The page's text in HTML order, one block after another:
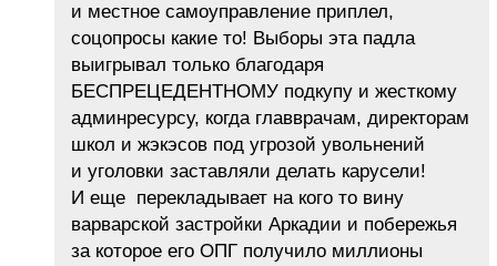
и местное самоуправление приплел,
соцопросы какие то! Выборы эта падла
выигрывал только благодаря
БЕСПРЕЦЕДЕНТНОМУ подкупу и жесткому
админресурсу, когда главврачам, директорам
школ и жэкэсов под угрозой увольнений
и уголовки заставляли делать карусели!
И еще перекладывает на кого то вину
варварской застройки Аркадии и побережья
за которое его ОПГ получило миллионы